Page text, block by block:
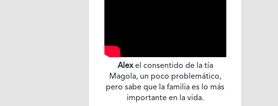
Alexel consentido de la tía
Magola, un poco problemático,
pero sabe que la familia es lo más
importante en la vida.